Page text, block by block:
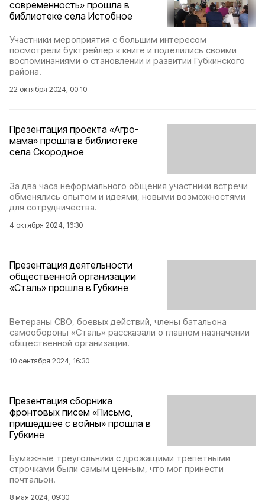
современность» прошла в
библиотеке села Истобное
Участники мероприятия с большим интересом
посмотрели буктрейлер к книге и поделились своими
воспоминаниями о становлении и развитии Губкинского
района.
22 октября 2024, 00:10
Презентация проекта «Агро-
мама» прошла в библиотеке
села Скородное
За два часа неформального общения участники встречи
обменялись опытом и идеями, новыми возможностями
для сотрудничества.
4 октября 2024, 16:30
Презентация деятельности
общественной организации
«Сталь» прошла в Губкине
Ветераны СВО, боевых действий, члены батальона
самообороны «Сталь» рассказали о главном назначении
общественной организации.
10 сентября 2024, 16:30
Презентация сборника
фронтовых писем «Письмо,
пришедшее с войны» прошла в
Губкине
Бумажные треугольники с дрожащими трепетными
строчками были самым ценным, что мог принести
почтальон.
8 мая 2024, 09:30